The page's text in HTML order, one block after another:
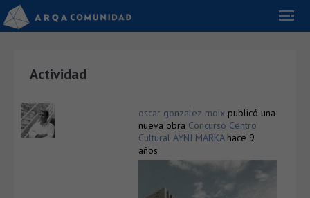
Actividad
oscar gonzalez moix publicó una
nueva obra Concurso Centro
Cultural AYNI MARKA hace 9
años